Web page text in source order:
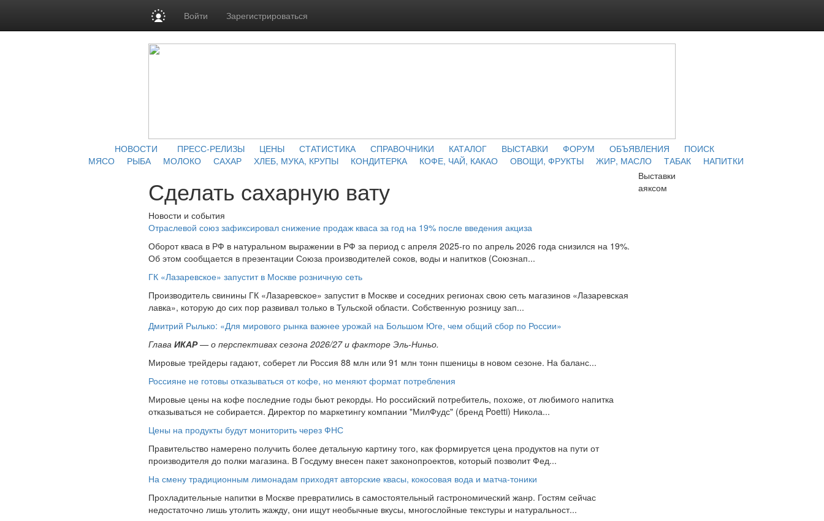
Войти Зарегистрироваться
НОВОСТИ ПРЕСС-РЕЛИЗЫ ЦЕНЫ СТАТИСТИКА СПРАВОЧНИКИ КАТАЛОГ ВЫСТАВКИ ФОРУМ ОБЪЯВЛЕНИЯ
ПОИСК
МЯСО
РЫБА МОЛОКО САХАР ХЛЕБ, МУКА, КРУПЫ КОНДИТЕРКА КОФЕ, ЧАЙ, КАКАО ОВОЩИ, ФРУКТЫ ЖИР, МАСЛО ТАБАК НАПИТКИ
Сделать сахарную вату
Новости и события
Отраслевой союз зафиксировал снижение продаж кваса за год на 19% после введения акциза
Оборот кваса в РФ в натуральном выражении в РФ за период с апреля 2025-го по апрель 2026 года снизился на 19%.
Об этом сообщается в презентации Союза производителей соков, воды и напитков (Союзнап...
ГК «Лазаревское» запустит в Москве розничную сеть
Производитель свинины ГК «Лазаревское» запустит в Москве и соседних регионах свою сеть магазинов «Лазаревская
лавка», которую до сих пор развивал только в Тульской области. Собственную розницу зап...
Дмитрий Рылько: «Для мирового рынка важнее урожай на Большом Юге, чем общий сбор по России»
Глава ИКАР— о перспективах сезона 2026/27 и факторе Эль-Ниньо.
Мировые трейдеры гадают, соберет ли Россия 88 млн или 91 млн тонн пшеницы в новом сезоне. На баланс...
Россияне не готовы отказываться от кофе, но меняют формат потребления
Мировые цены на кофе последние годы бьют рекорды. Но российский потребитель, похоже, от любимого напитка
отказываться не собирается. Директор по маркетингу компании "МилФудс" (бренд Poetti) Никола...
Цены на продукты будут мониторить через ФНС
Правительство намерено получить более детальную картину того, как формируется цена продуктов на пути от
производителя до полки магазина. В Госдуму внесен пакет законопроектов, который позволит Фед...
На смену традиционным лимонадам приходят авторские квасы, кокосовая вода и матча-тоники
Прохладительные напитки в Москве превратились в самостоятельный гастрономический жанр. Гостям сейчас
недостаточно лишь утолить жажду, они ищут необычные вкусы, многослойные текстуры и натуральност...
Выставки
аяксом